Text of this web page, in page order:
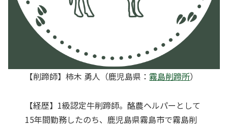
【削蹄師】柿木 勇人（鹿児島県：霧島削蹄所）
【経歴】1級認定牛削蹄師。酪農ヘルパーとして
15年間勤務したのち、鹿児島県霧島市で霧島削